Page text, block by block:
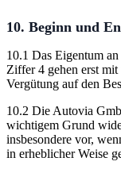
10. Beginn und
10.1 Das Eigentum
Ziffer 4 gehen erst
Vergütung auf den
10.2 Die Autovia
wichtigem Grund
insbesondere vor,
in erheblicher Weise